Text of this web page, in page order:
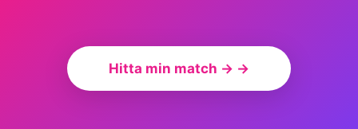
Hitta min match → →